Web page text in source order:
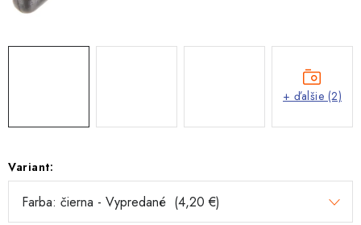
Variant:
+ ďalšie (2)